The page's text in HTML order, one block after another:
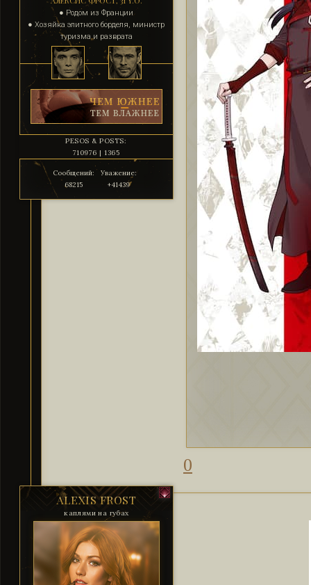
● Родом из Франции
● Хозяйка элитного борделя, министр
туризма и разврата
PESOS & POSTS:
710976 | 1365
Сообщений:
68215
Уважение:
+41439
0
ALEXIS FROST
каплями на губах